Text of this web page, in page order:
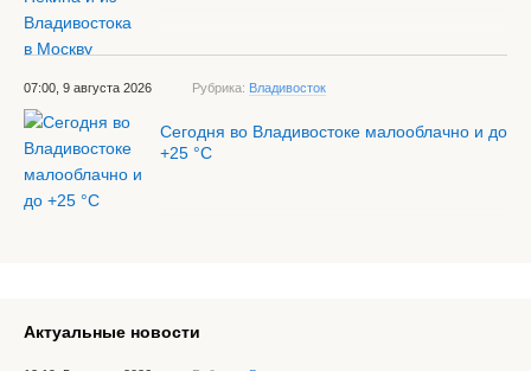
07:00, 9 августа 2026 Рубрика: Владивосток
Сегодня во Владивостоке малооблачно и до
+25 °С
Актуальные новости